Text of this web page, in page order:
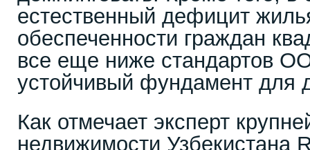
естественный дефицит
обеспеченности граждан
все еще ниже стандартов
устойчивый фундамент для
Как отмечает эксперт
недвижимости Узбекистана